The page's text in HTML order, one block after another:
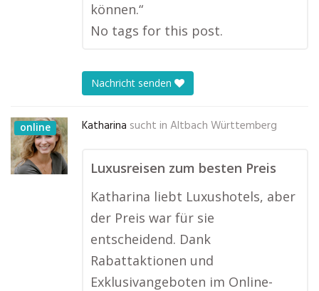
können.“
No tags for this post.
Nachricht senden
online Katharina sucht in Altbach Württemberg
Luxusreisen zum besten Preis
Katharina liebt Luxushotels, aber
der Preis war für sie
entscheidend. Dank
Rabattaktionen und
Exklusivangeboten im Online-